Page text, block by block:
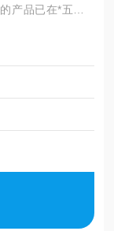
产品已在*五大